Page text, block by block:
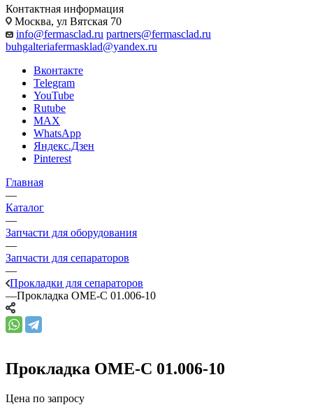
Контактная информация
Москва, ул Вятская 70
info@fermasclad.ru partners@fermasclad.ru
buhgalteriafermasklad@yandex.ru
Вконтакте
Telegram
YouTube
Rutube
MAX
WhatsApp
Яндекс.Дзен
Pinterest
Главная
—
Каталог
—
Запчасти для оборудования
—
Запчасти для сепараторов
—
Прокладки для сепараторов
—Прокладка ОМЕ-С 01.006-10
Прокладка ОМЕ-С 01.006-10
Цена по запросу